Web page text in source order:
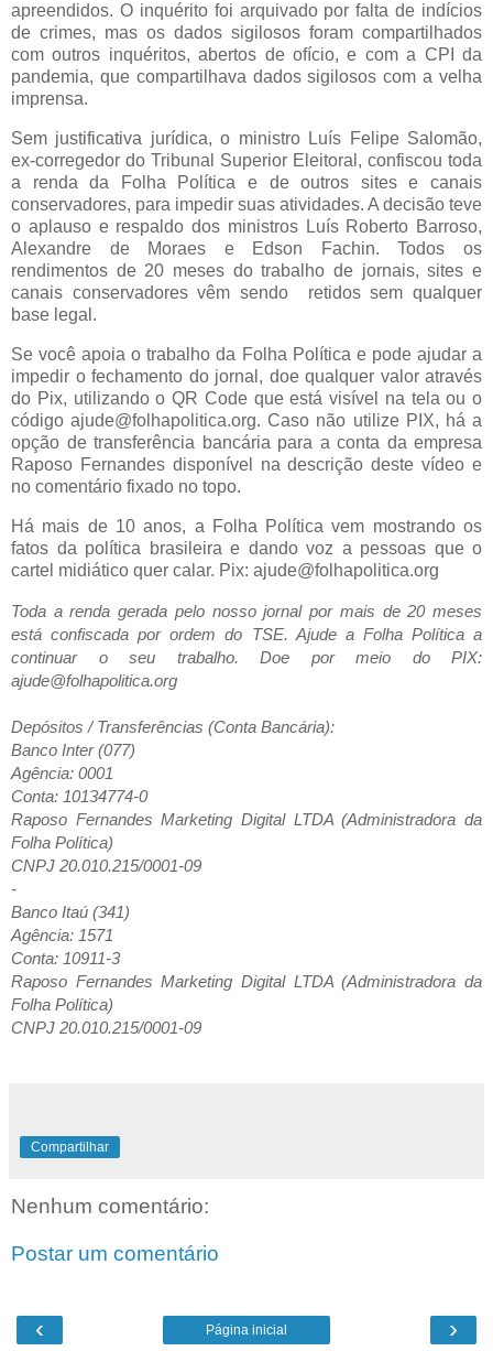
apreendidos. O inquérito foi arquivado por falta de indícios
de crimes, mas os dados sigilosos foram compartilhados
com outros inquéritos, abertos de ofício, e com a CPI da
pandemia, que compartilhava dados sigilosos com a velha
imprensa.
Sem justificativa jurídica, o ministro Luís Felipe Salomão,
ex-corregedor do Tribunal Superior Eleitoral, confiscou toda
a renda da Folha Política e de outros sites e canais
conservadores, para impedir suas atividades. A decisão teve
o aplauso e respaldo dos ministros Luís Roberto Barroso,
Alexandre de Moraes e Edson Fachin. Todos os
rendimentos de 20 meses do trabalho de jornais, sites e
canais conservadores vêm sendo retidos sem qualquer
base legal.
Se você apoia o trabalho da Folha Política e pode ajudar a
impedir o fechamento do jornal, doe qualquer valor através
do Pix, utilizando o QR Code que está visível na tela ou o
código ajude@folhapolitica.org. Caso não utilize PIX, há a
opção de transferência bancária para a conta da empresa
Raposo Fernandes disponível na descrição deste vídeo e
no comentário fixado no topo.
Há mais de 10 anos, a Folha Política vem mostrando os
fatos da política brasileira e dando voz a pessoas que o
cartel midiático quer calar. Pix: ajude@folhapolitica.org
Toda a renda gerada pelo nosso jornal por mais de 20 meses
está confiscada por ordem do TSE. Ajude a Folha Política a
continuar o seu trabalho. Doe por meio do PIX:
ajude@folhapolitica.org
Depósitos / Transferências (Conta Bancária):
Banco Inter (077)
Agência: 0001
Conta: 10134774-0
Raposo Fernandes Marketing Digital LTDA (Administradora da
Folha Política)
CNPJ 20.010.215/0001-09
-
Banco Itaú (341)
Agência: 1571
Conta: 10911-3
Raposo Fernandes Marketing Digital LTDA (Administradora da
Folha Política)
CNPJ 20.010.215/0001-09
Compartilhar
Nenhum comentário:
Postar um comentário
‹ ›
Página inicial